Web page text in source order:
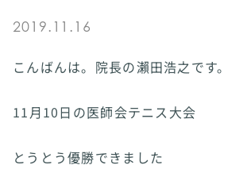
2019.11.16
こんばんは。院長の瀨田浩之です。
11月10日の医師会テニス大会
とうとう優勝できました